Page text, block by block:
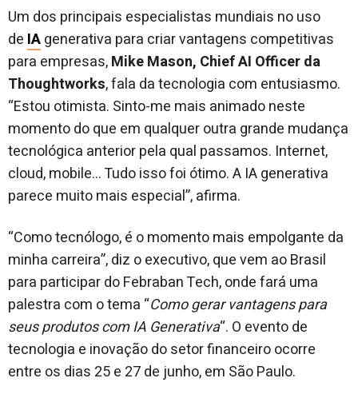
Um dos principais especialistas mundiais no uso
de IAgenerativa para criar vantagens competitivas
para empresas,Mike Mason, Chief AI Officer da
Thoughtworks, fala da tecnologia com entusiasmo.
“Estou otimista. Sinto-me mais animado neste
momento do que em qualquer outra grande mudança
tecnológica anterior pela qual passamos. Internet,
cloud, mobile… Tudo isso foi ótimo. A IA generativa
parece muito mais especial”, afirma.
“Como tecnólogo, é o momento mais empolgante da
minha carreira”, diz o executivo, que vem ao Brasil
para participar do Febraban Tech, onde fará uma
palestra com o tema “Como gerar vantagens para
seus produtos com IA Generativa“. O evento de
tecnologia e inovação do setor financeiro ocorre
entre os dias 25 e 27 de junho, em São Paulo.